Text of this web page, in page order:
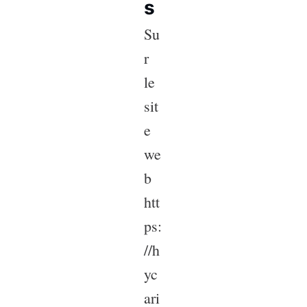
s
Su
r
le
sit
e
we
b
htt
ps:
//h
yc
ari